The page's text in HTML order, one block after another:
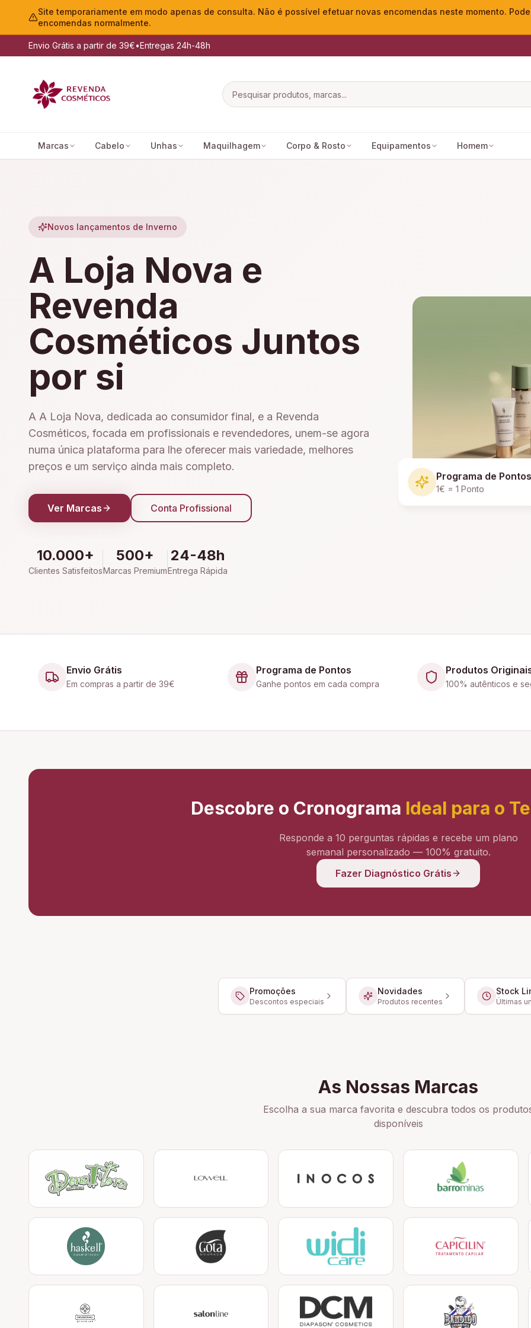
Site temporariamente em modo apenas de consulta. Não é possível efetuar novas encomendas neste momento.
encomendas normalmente.
Envio Grátis a partir de 39€•Entregas 24h-48h
Marcas Cabelo Unhas Maquilhagem Corpo & Rosto Equipamentos Homem
Novos lançamentos de Inverno
A Loja Nova e
Revenda
Cosméticos Juntos
por si
A A Loja Nova, dedicada ao consumidor final, e a Revenda
Cosméticos, focada em profissionais e revendedores, unem-se agora
numa única plataforma para lhe oferecer mais variedade, melhores
preços e um serviço ainda mais completo.
Ver Marcas Conta Profissional
10.000+
Clientes Satisfeitos
500+
Marcas Premium
24-48h
Entrega Rápida
Programa de Pontos
1€ = 1 Ponto
Envio Grátis
Em compras a partir de 39€
Programa de Pontos
Ganhe pontos em cada compra
Produtos
100% autênticos e
Descobre o Cronograma Ideal para o
Responde a 10 perguntas rápidas e recebe um plano
semanal personalizado — 100% gratuito.
Fazer Diagnóstico Grátis
Promoções
Descontos especiais
Novidades
Produtos recentes
Stock
Últimas
As Nossas Marcas
Escolha a sua marca favorita e descubra todos os
disponíveis